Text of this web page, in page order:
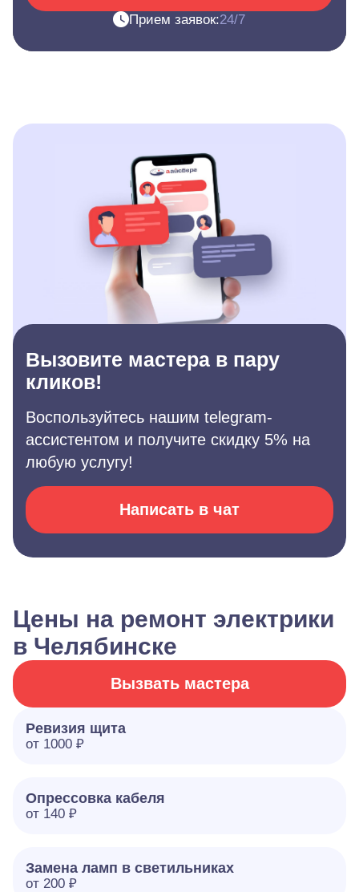
Прием заявок:24/7
Вызовите мастера в пару
кликов!
Воспользуйтесь нашим telegram-
ассистентом и получите скидку 5% на
любую услугу!
Написать в чат
Цены на ремонт электрики
в Челябинске
Вызвать мастера
Ревизия щита
от 1000 ₽
Опрессовка кабеля
от 140 ₽
Замена ламп в светильниках
от 200 ₽